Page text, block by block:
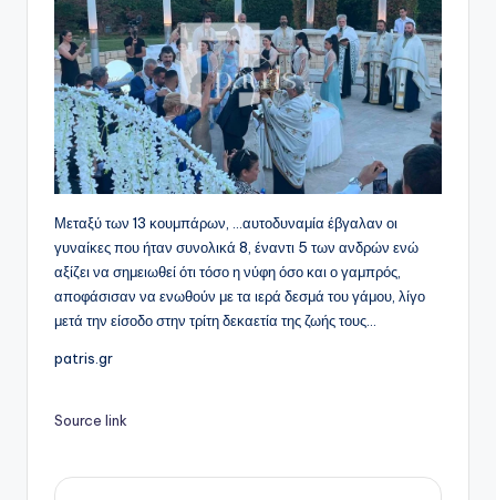
Μεταξύ των 13 κουμπάρων, …αυτοδυναμία έβγαλαν οι
γυναίκες που ήταν συνολικά 8, έναντι 5 των ανδρών ενώ
αξίζει να σημειωθεί ότι τόσο η νύφη όσο και ο γαμπρός,
αποφάσισαν να ενωθούν με τα ιερά δεσμά του γάμου, λίγο
μετά την είσοδο στην τρίτη δεκαετία της ζωής τους…
patris.gr
Source link